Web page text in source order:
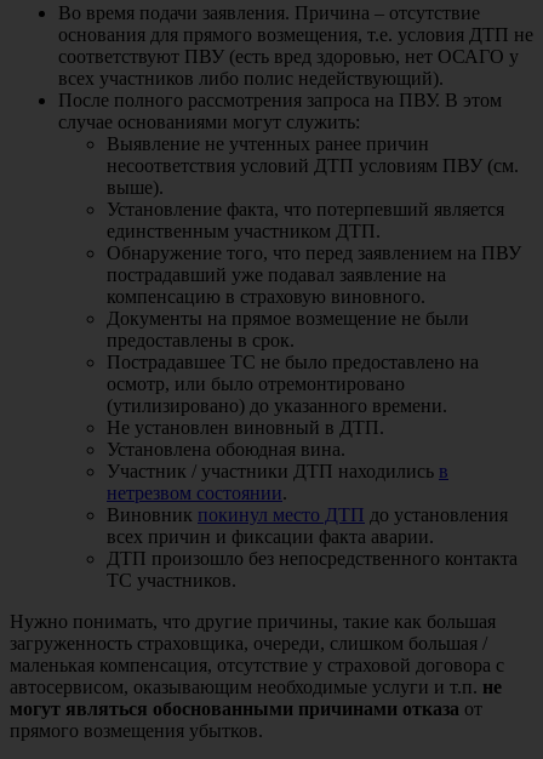
Во время подачи заявления. Причина – отсутствие
основания для прямого возмещения, т.е. условия ДТП не
соответствуют ПВУ (есть вред здоровью, нет ОСАГО у
всех участников либо полис недействующий).
После полного рассмотрения запроса на ПВУ. В этом
случае основаниями могут служить:
Выявление не учтенных ранее причин
несоответствия условий ДТП условиям ПВУ (см.
выше).
Установление факта, что потерпевший является
единственным участником ДТП.
Обнаружение того, что перед заявлением на ПВУ
пострадавший уже подавал заявление на
компенсацию в страховую виновного.
Документы на прямое возмещение не были
предоставлены в срок.
Пострадавшее ТС не было предоставлено на
осмотр, или было отремонтировано
(утилизировано) до указанного времени.
Не установлен виновный в ДТП.
Установлена обоюдная вина.
Участник / участники ДТП находились в
нетрезвом состоянии.
Виновник покинул место ДТП до установления
всех причин и фиксации факта аварии.
ДТП произошло без непосредственного контакта
ТС участников.
Нужно понимать, что другие причины, такие как большая
загруженность страховщика, очереди, слишком большая /
маленькая компенсация, отсутствие у страховой договора с
автосервисом, оказывающим необходимые услуги и т.п. не
могут являться обоснованными причинами отказа от
прямого возмещения убытков.